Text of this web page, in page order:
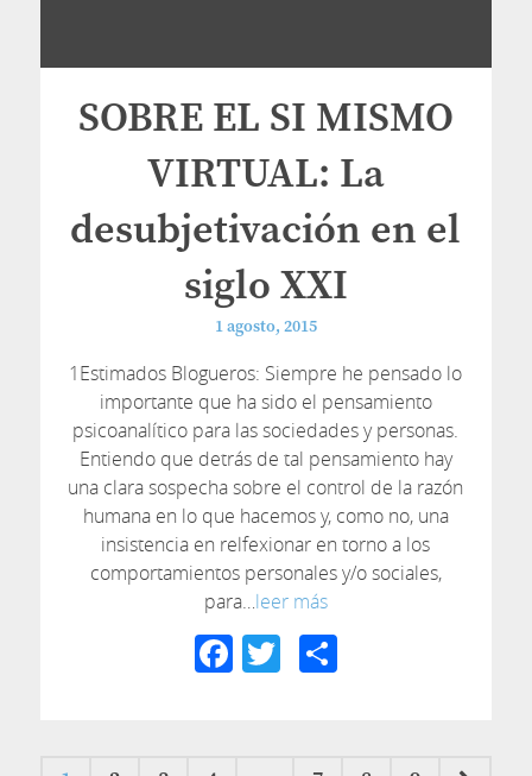
SOBRE EL SI MISMO
VIRTUAL: La
desubjetivación en el
siglo XXI
1 agosto, 2015
1Estimados Blogueros: Siempre he pensado lo
importante que ha sido el pensamiento
psicoanalítico para las sociedades y personas.
Entiendo que detrás de tal pensamiento hay
una clara sospecha sobre el control de la razón
humana en lo que hacemos y, como no, una
insistencia en relfexionar en torno a los
comportamientos personales y/o sociales,
para…leer más
Facebook
TwitterCompartir